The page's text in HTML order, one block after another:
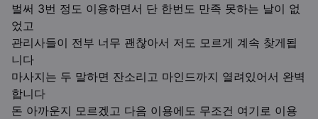
벌써 3번 정도 이용하면서 단 한번도 만족 못하는 날이 없
었고
관리사들이 전부 너무 괜찮아서 저도 모르게 계속 찾게됩
니다
마사지는 두 말하면 잔소리고 마인드까지 열려있어서 완벽
합니다
돈 아까운지 모르겠고 다음 이용에도 무조건 여기로 이용